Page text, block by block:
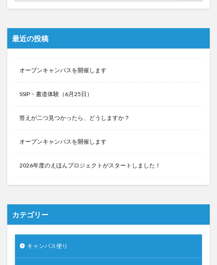
最近の投稿
オープンキャンパスを開催します
SSIP・書道体験（6月25日）
答えが二つ見つかったら、どうしますか？
オープンキャンパスを開催します
2026年度のえほんプロジェクトがスタートしました！
カテゴリー
キャンパス便り